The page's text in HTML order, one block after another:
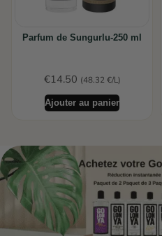
Parfum de Sungurlu-250 ml
€14.50 (48.32 €/L)
Ajouter au panier